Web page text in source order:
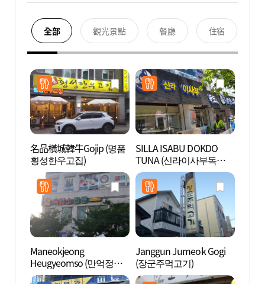
全部 觀光景點 餐廳 住宿
名品橫城韓牛Gojip (명품
횡성한우고집)
SILLA ISABU DOKDO
TUNA (신라이사부독도참
치)
Maneokjeong
Heugyeomso (만억정흑
염소)
Janggun Jumeok Gogi
(장군주먹고기)